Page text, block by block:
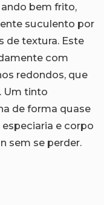
bem frito,
suculento por
de textura. Este
com
redondos, que
Um tinto
de forma quase
e corpo
sem se perder.